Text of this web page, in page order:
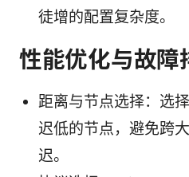
徒增的配置复杂度。
性能优化与故障
距离与节点选择：选
迟低的节点，避免跨
迟。